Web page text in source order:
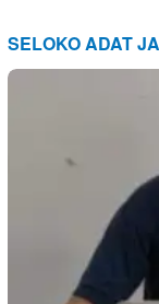
SELOKO ADAT